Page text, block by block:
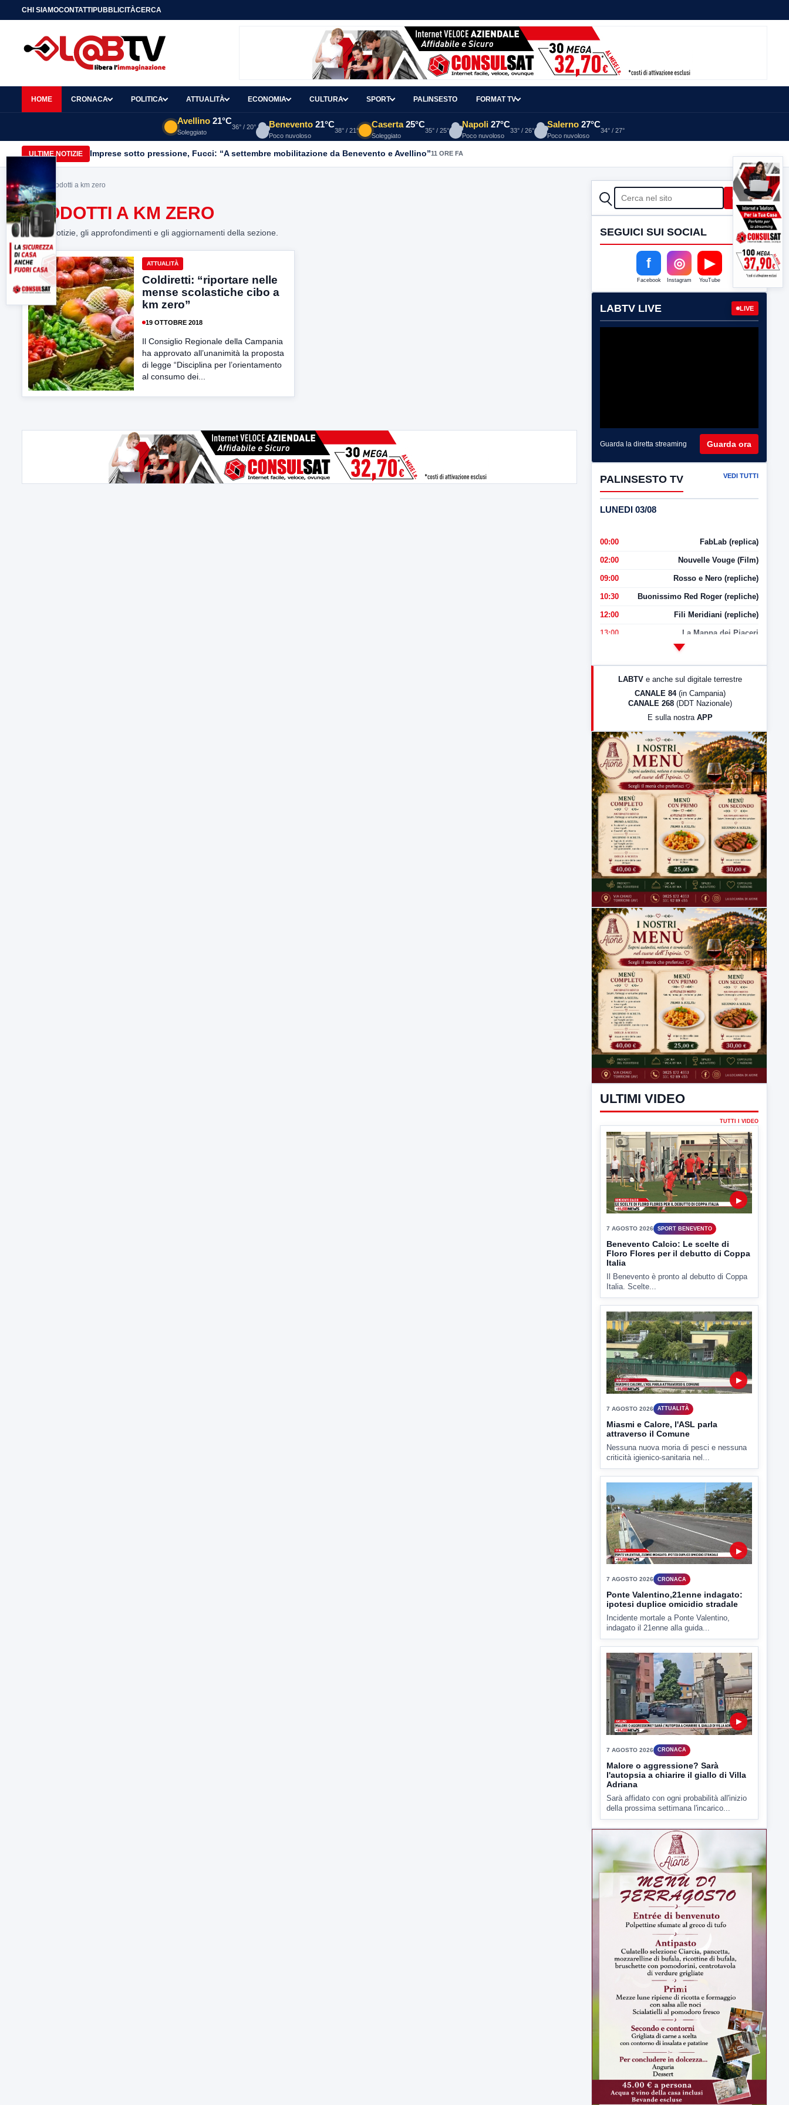
CHI SIAMOCONTATTIPUBBLICITÀCERCA
HOME CRONACA POLITICA ATTUALITÀ ECONOMIA CULTURA SPORT PALINSESTO FORMAT TV
Avellino 21°C
Soleggiato
36° / 20° Benevento 21°C
Poco nuvoloso
38° / 21°
Caserta 25°C
Soleggiato
35° / 25°
Napoli 27°C
Poco nuvoloso
33° / 26°
Salerno 27°C
Poco nuvoloso
34° / 27°
ULTIME NOTIZIE Imprese sotto pressione, Fucci: “A settembre mobilitazione da Benevento e Avellino”11 ORE FA
Home> prodotti a km zero
PRODOTTI A KM ZERO
Tutte le notizie, gli approfondimenti e gli aggiornamenti della sezione.
ATTUALITÀ
Coldiretti: “riportare nelle
mense scolastiche cibo a
km zero”
19 OTTOBRE 2018
Il Consiglio Regionale della Campania
ha approvato all’unanimità la proposta
di legge “Disciplina per l’orientamento
al consumo dei...
CERCA Cerca
SEGUICI SUI SOCIAL
f
Facebook
◎
Instagram
▶
YouTube
LABTV LIVE LIVE
Guarda la diretta streaming Guarda ora
PALINSESTO TV VEDI TUTTI
LUNEDI 03/08
00:00 FabLab (replica)
02:00 Nouvelle Vouge (Film)
09:00 Rosso e Nero (repliche)
10:30 Buonissimo Red Roger (repliche)
12:00 Fili Meridiani (repliche)
13:00 La Mappa dei Piaceri
LabNews (Diretta)
23:00 LabNews (replica)
LABTV e anche sul digitale terrestre
CANALE 84 (in Campania)
CANALE 268 (DDT Nazionale)
E sulla nostra APP
ULTIMI VIDEO
TUTTI I VIDEO
7 AGOSTO 2026 SPORT BENEVENTO
Benevento Calcio: Le scelte di
Floro Flores per il debutto di Coppa
Italia
Il Benevento è pronto al debutto di Coppa
Italia. Scelte...
7 AGOSTO 2026 ATTUALITÀ
Miasmi e Calore, l'ASL parla
attraverso il Comune
Nessuna nuova moria di pesci e nessuna
criticità igienico-sanitaria nel...
7 AGOSTO 2026
Ponte Valentino,21enne indagato:
ipotesi duplice omicidio stradale
indagato il 21enne alla guida...
7 AGOSTO 2026 CRONACA
Malore o aggressione? Sarà
l'autopsia a chiarire il giallo di Villa
Sarà affidato con ogni probabilità all'inizio
della prossima settimana l'incarico...